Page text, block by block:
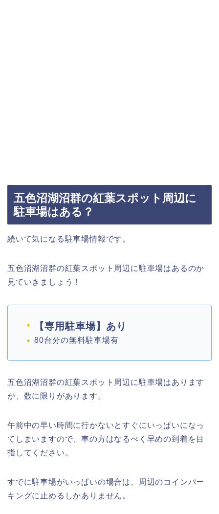
五色沼湖沼群の紅葉スポット周辺に
駐車場はある？
続いて気になる駐車場情報です。
五色沼湖沼群の紅葉スポット周辺に駐車場はあるのか
見ていきましょう！
【専用駐車場】あり
80台分の無料駐車場有
五色沼湖沼群の紅葉スポット周辺に駐車場はあります
が、数に限りがあります。
午前中の早い時間に行かないとすぐにいっぱいになっ
てしまいますので、車の方はなるべく早めの到着を目
指してください。
すでに駐車場がいっぱいの場合は、周辺のコインパー
キングに止めるしかありません。